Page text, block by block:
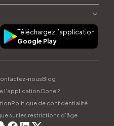
Téléchargez l’application
Google Play
nousBlog
l’application Done ?
Politique de confidentialité
sur les restrictions d’âge